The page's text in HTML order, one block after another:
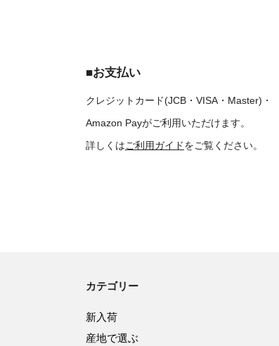
■お支払い
クレジットカード(JCB・VISA・Master)・
Amazon Payがご利用いただけます。
詳しくはご利用ガイドをご覧ください。
カテゴリー
新入荷
産地で選ぶ